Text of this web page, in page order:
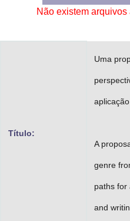
Banco Central do Brasil
Planalto
Não existem
Título:
Uma
A
genre
paths for
and